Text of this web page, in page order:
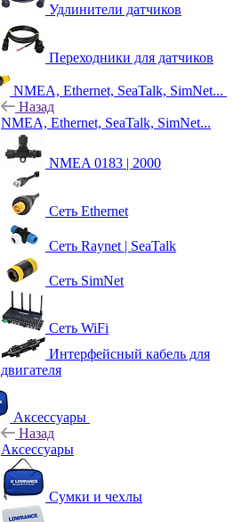
Удлинители датчиков
Переходники для датчиков
NMEA, Ethernet, SeaTalk, SimNet...
Назад
NMEA, Ethernet, SeaTalk, SimNet...
NMEA 0183 | 2000
Сеть Ethernet
Сеть Raynet | SeaTalk
Сеть SimNet
Сеть WiFi
Интерфейсный кабель для
двигателя
Аксессуары
Назад
Аксессуары
Сумки и чехлы